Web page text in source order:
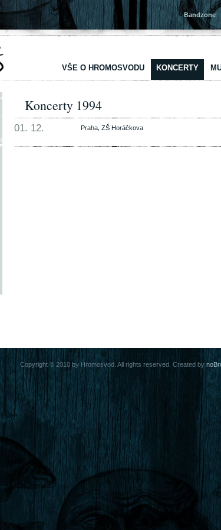
Bandzone
Koncerty 1994
01. 12. Praha ZŠ Horáčkova
VŠE O HROMOSVODU KONCERTY
Copyright © 2010 by Hromosvod. All rights reserved. Created by